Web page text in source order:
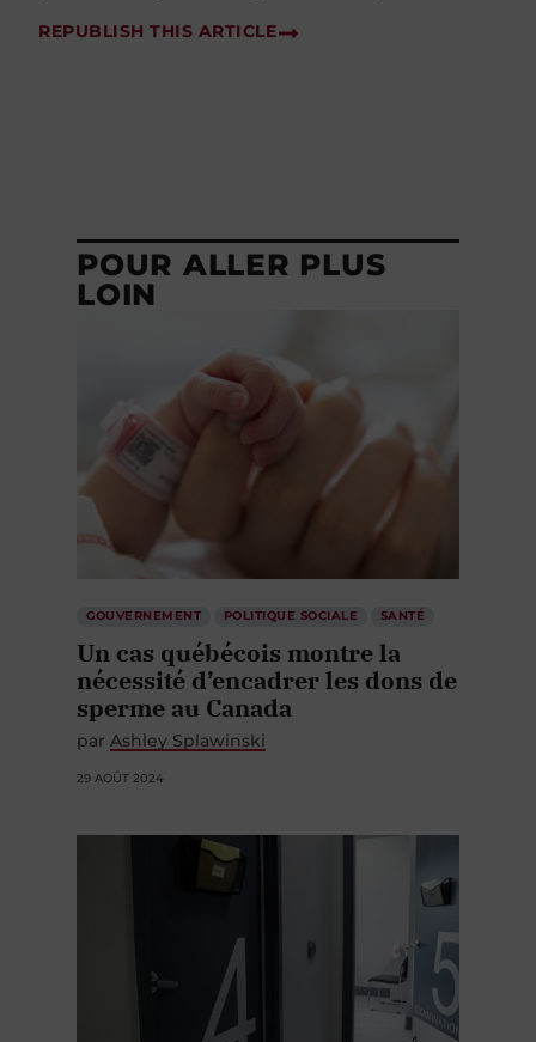
REPUBLISH THIS ARTICLE
POUR ALLER PLUS
LOIN
GOUVERNEMENT POLITIQUE SOCIALE SANTÉ
Un cas québécois montre la
nécessité d’encadrer les dons de
sperme au Canada
par Ashley Splawinski
29 AOÛT 2024